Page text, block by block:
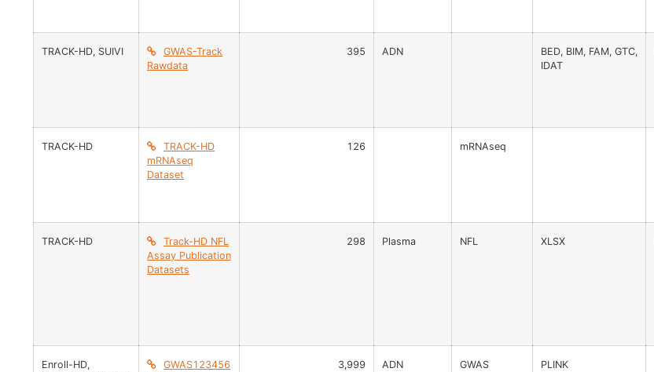
TRACK-HD, SUIVI
GWAS-Track
Rawdata
395 ADN
BED, BIM, FAM, GTC,
IDAT
TRACK-HD
TRACK-HD
mRNAseq
Dataset
126 mRNAseq
TRACK-HD
Track-HD NFL
Assay Publication
Datasets
298 Plasma NFL XLSX
Enroll-HD,
GWAS123456
3,999 ADN GWAS PLINK